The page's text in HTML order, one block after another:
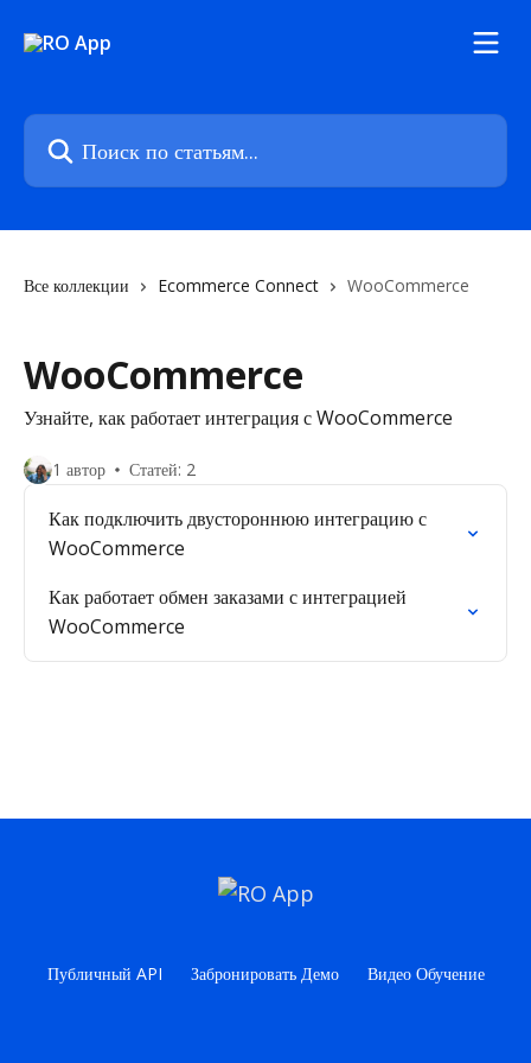
Поиск по статьям...
Все коллекции Ecommerce Connect WooCommerce
WooCommerce
Узнайте, как работает интеграция с WooCommerce
1 автор Статей: 2
Как подключить двустороннюю интеграцию с
WooCommerce
Как работает обмен заказами с интеграцией
WooCommerce
Публичный API Забронировать Демо Видео Обучение